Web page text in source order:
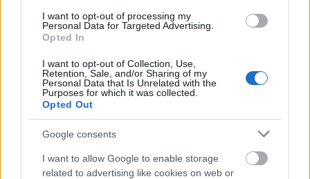
I want to opt-out of processing my
Personal Data for Targeted Advertising.
Opted In
I want to opt-out of Collection, Use,
Retention, Sale, and/or Sharing of my
Personal Data that Is Unrelated with the
Purposes for which it was collected.
Opted Out
Google consents
I want to allow Google to enable storage
related to advertising like cookies on web or
A hangszer kifejlesztése hat évet vett
igénybe. A 121 ezer jenbe (183 ezer forint)
kerülő Tenori-on azokat a zenekedvelőket
veszi célba, akik a szolfézstudás híján inkább
csak hallásuk alapján kívánnak új
zeneműveket létrehozni.
Zene